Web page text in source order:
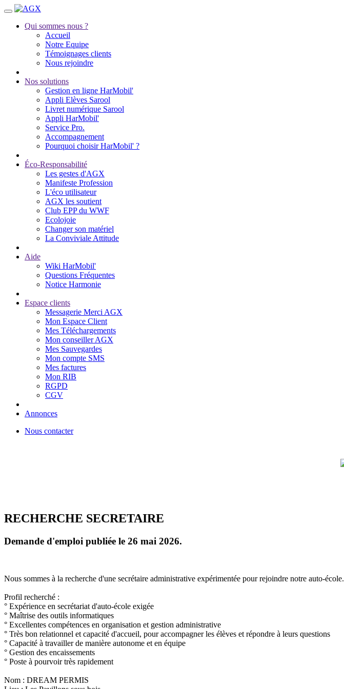
Qui sommes nous ?
Accueil
Notre Equipe
Témoignages clients
Nous rejoindre
Nos solutions
Gestion en ligne HarMobil'
Appli Elèves Sarool
Livret numérique Sarool
Appli HarMobil'
Service Pro.
Accompagnement
Pourquoi choisir HarMobil' ?
Éco-Responsabilité
Les gestes d'AGX
Manifeste Profession
L'éco utilisateur
AGX les soutient
Club EPP du WWF
Ecolojoie
Changer son matériel
La Conviviale Attitude
Aide
Wiki HarMobil'
Questions Fréquentes
Notice Harmonie
Espace clients
Messagerie Merci AGX
Mon Espace Client
Mes Téléchargements
Mon conseiller AGX
Mes Sauvegardes
Mon compte SMS
Mes factures
Mon RIB
RGPD
CGV
Annonces
Nous contacter
RECHERCHE SECRETAIRE
Demande d'emploi publiée le 26 mai 2026.
Nous sommes à la recherche d'une secrétaire administrative expérimentée pour rejoindre notre auto-école.
Profil recherché :
° Expérience en secrétariat d'auto-école exigée
° Maîtrise des outils informatiques
° Excellentes compétences en organisation et gestion administrative
° Très bon relationnel et capacité d'accueil, pour accompagner les élèves et répondre à leurs questions
° Capacité à travailler de manière autonome et en équipe
° Gestion des encaissements
° Poste à pourvoir très rapidement
Nom : DREAM PERMIS